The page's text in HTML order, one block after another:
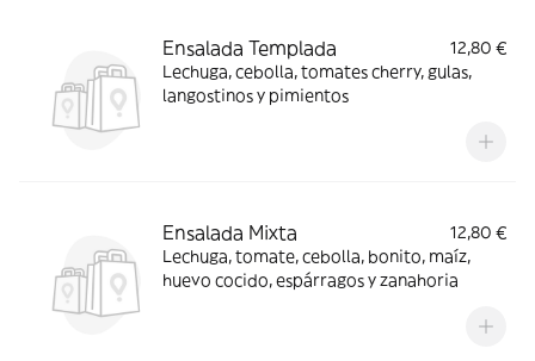
Ensalada Templada
12,80 €
Lechuga, cebolla, tomates cherry, gulas,
langostinos y pimientos
Ensalada Mixta
12,80 €
Lechuga, tomate, cebolla, bonito, maíz,
huevo cocido, espárragos y zanahoria